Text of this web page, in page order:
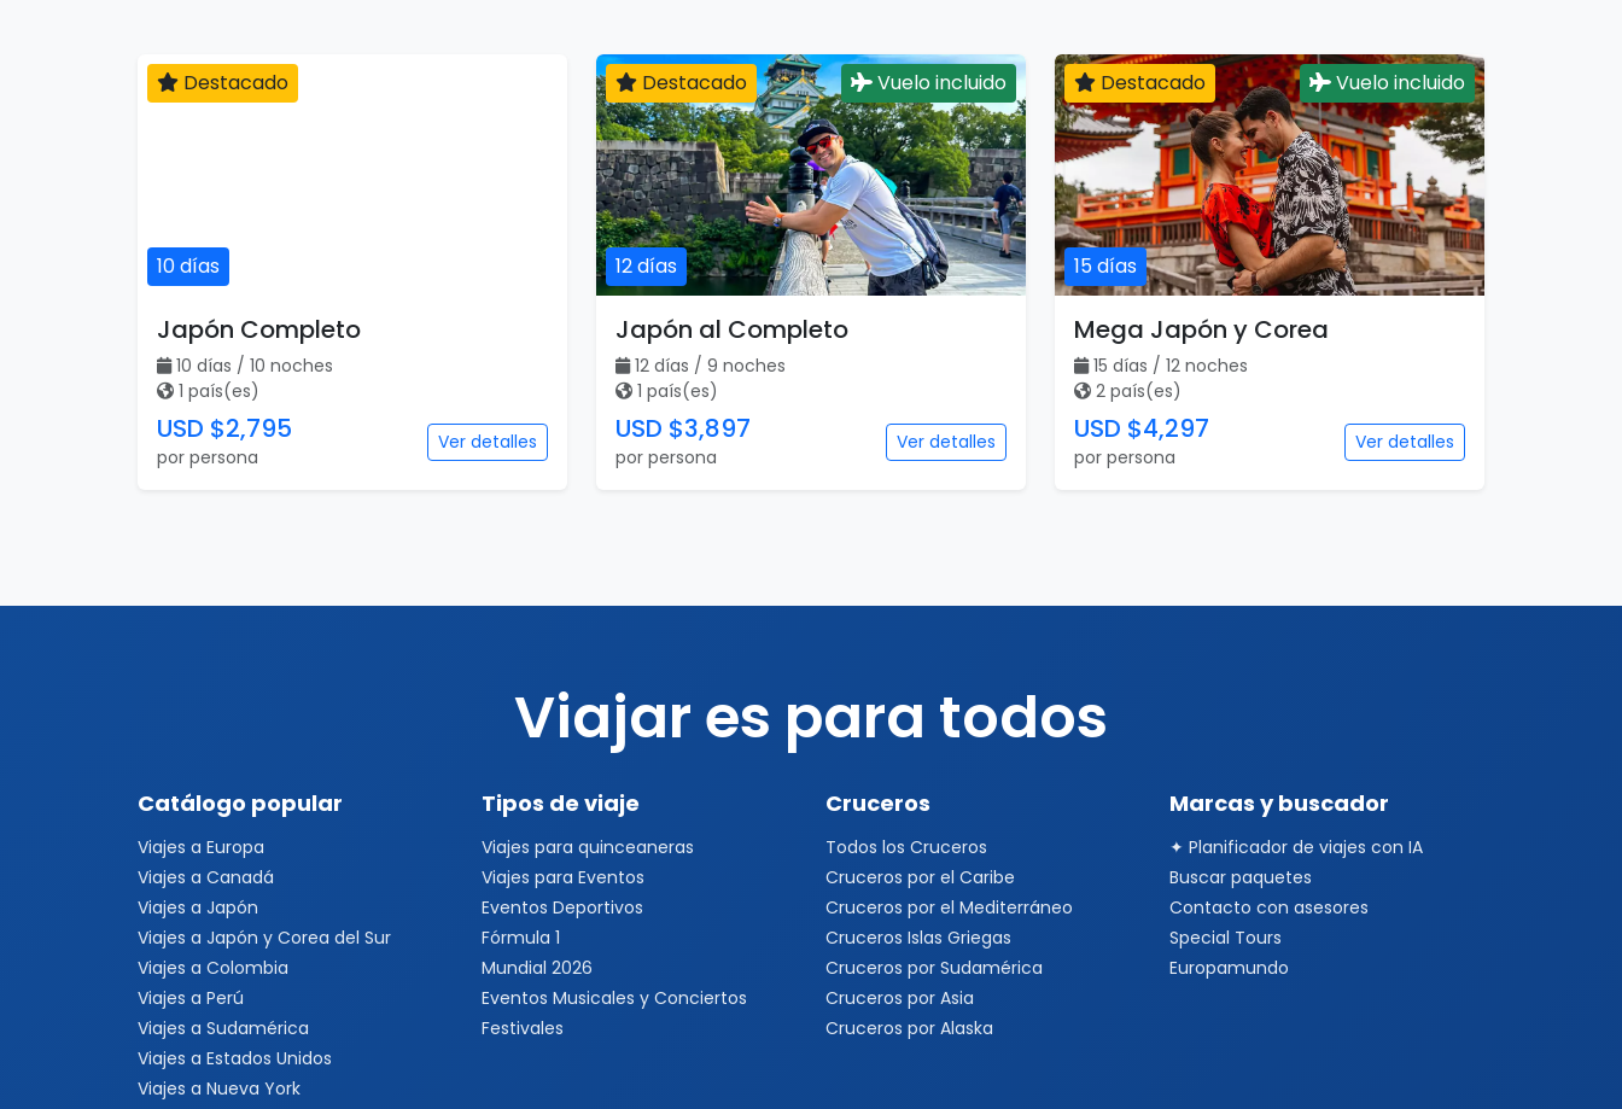
10 días
Destacado
Japón Completo
10 días / 10 noches
1 país(es)
USD $2,795
por persona
Ver detalles
12 días
Destacado Vuelo incluido
Japón al Completo
12 días / 9 noches
1 país(es)
USD $3,897
por persona
Ver detalles
15 días
Destacado Vuelo incluido
Mega Japón y Corea
15 días / 12 noches
2 país(es)
USD $4,297
por persona
Ver detalles
Viajar es para todos
Catálogo popular
Viajes a Europa
Viajes a Canadá
Viajes a Japón
Viajes a Japón y Corea del Sur
Viajes a Colombia
Viajes a Perú
Viajes a Sudamérica
Viajes a Estados Unidos
Viajes a Nueva York
Tipos de viaje
Viajes para quinceaneras
Viajes para Eventos
Eventos Deportivos
Fórmula 1
Mundial 2026
Eventos Musicales y Conciertos
Festivales
Cruceros
Todos los Cruceros
Cruceros por el Caribe
Cruceros por el Mediterráneo
Cruceros Islas Griegas
Cruceros por Sudamérica
Cruceros por Asia
Cruceros por Alaska
Marcas y buscador
✦ Planificador de viajes con IA
Buscar paquetes
Contacto con asesores
Special Tours
Europamundo